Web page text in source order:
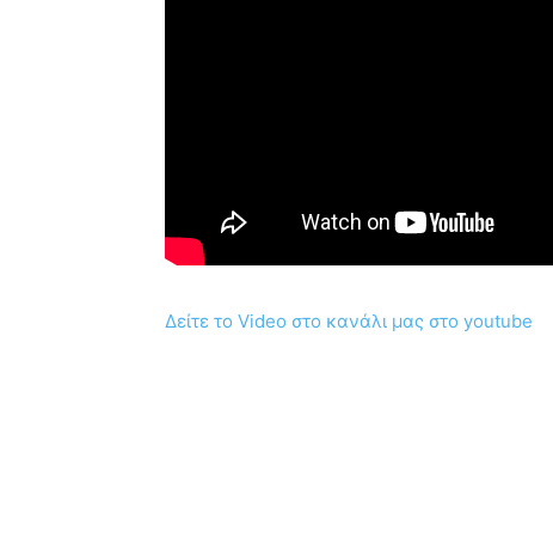
Δείτε το Video στο κανάλι μας στο youtube